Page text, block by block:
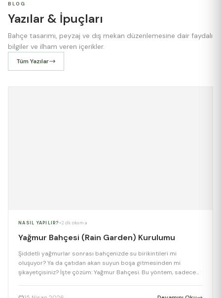
BLOG
Yazılar & İpuçları
Bahçe tasarımı, peyzaj ve dış mekan düzenlemesine dair faydalı
bilgiler ve ilham veren içerikler.
Tüm Yazılar
NASIL YAPILIR? 2 dk okuma
Yağmur Bahçesi (Rain Garden) Kurulumu
Şiddetli yağmurlar sonrası bahçenizde su birikintileri mi
oluşuyor? Ya da çatıdan akan suyun boşa gitmesinden mi
şikayetçisiniz? İşte çözüm: Yağmur Bahçesi. Bu yöntem, sadece